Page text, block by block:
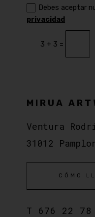
Debes aceptar
privacidad
3 + 3 =
MIRUA
Ventura
31012
CÓMO
T 676 22 78